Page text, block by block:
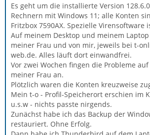
Es geht um die installierte Version
Rechnern mit Windows 11; alle Konten
Fritzbox 7590AX. Spezielle
Auf meinem Desktop und meinem
meiner Frau und von mir, jeweils bei t-
web.de. Alles läuft dort einwandfrei.
Vor zwei Wochen fingen die Probleme
meiner Frau an.
Plötzlich waren die Konten kreuzweise
Mein t-o - Profil-Speicherort erschien im
u.s.w - nichts passte nirgends.
Zunächst habe ich das Backup der
restauriert. Ohne Erfolg.